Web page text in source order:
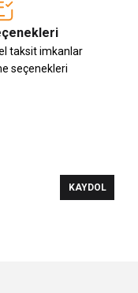
taksit imkanlar
seçenekleri
KAYDOL